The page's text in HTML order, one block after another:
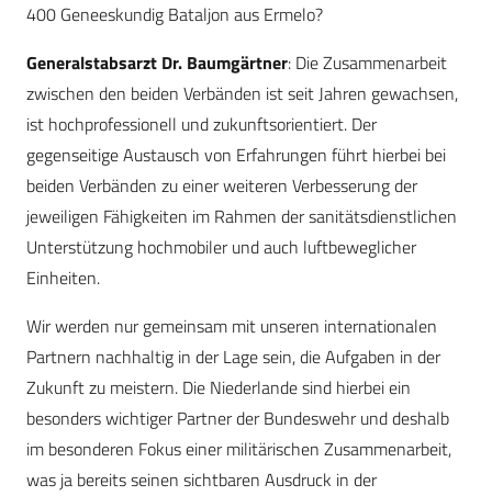
400 Geneeskundig Bataljon aus Ermelo?
Generalstabsarzt Dr. Baumgärtner: Die Zusammenarbeit
zwischen den beiden Verbänden ist seit Jahren gewachsen,
ist hochprofessionell und zukunftsorientiert. Der
gegenseitige Austausch von Erfahrungen führt hierbei bei
beiden Verbänden zu einer weiteren Verbesserung der
jeweiligen Fähigkeiten im Rahmen der sanitätsdienstlichen
Unterstützung hochmobiler und auch luftbeweglicher
Einheiten.
Wir werden nur gemeinsam mit unseren internationalen
Partnern nachhaltig in der Lage sein, die Aufgaben in der
Zukunft zu meistern. Die Niederlande sind hierbei ein
besonders wichtiger Partner der Bundeswehr und deshalb
im besonderen Fokus einer militärischen Zusammenarbeit,
was ja bereits seinen sichtbaren Ausdruck in der